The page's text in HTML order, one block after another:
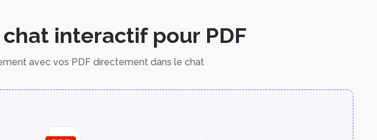
interactif pour PDF
avec vos PDF directement dans le chat